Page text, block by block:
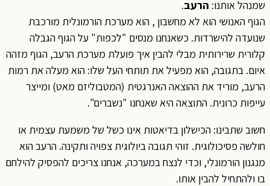
שמנהל אותנו: הרעב.
הגוף האנושי הוא לא מחשבון , הוא מערכת הורמונלית מורכבת
שנועדה להישרדות. כשאנחנו מנסים "לכפות" על הגוף הגבלה
קלורית שרירותית מבלי להבין איך פועלת מערכת הרעב, הגוף מזהה
איום. בתגובה, הוא מפעיל את תותחי העל שלו: הוא מעלה את רמות
הרעב, מוריד את ההוצאה האנרגטית (המטבוליזם מאט) ומייצר
עייפות כרונית. התוצאה היא שאנחנו "נשברים".
חשוב שתבינו: הכישלון בדיאטות אינו כשל של משמעת עצמית או
חולשה פסיכולוגית. זוהי תגובה ביולוגית צפויה ותקינה. הרעב הוא
מנגנון הורמונלי, וכדי לנצח במערכה, אנחנו צריכים להפסיק להילחם
בו ולהתחיל להבין אותו.